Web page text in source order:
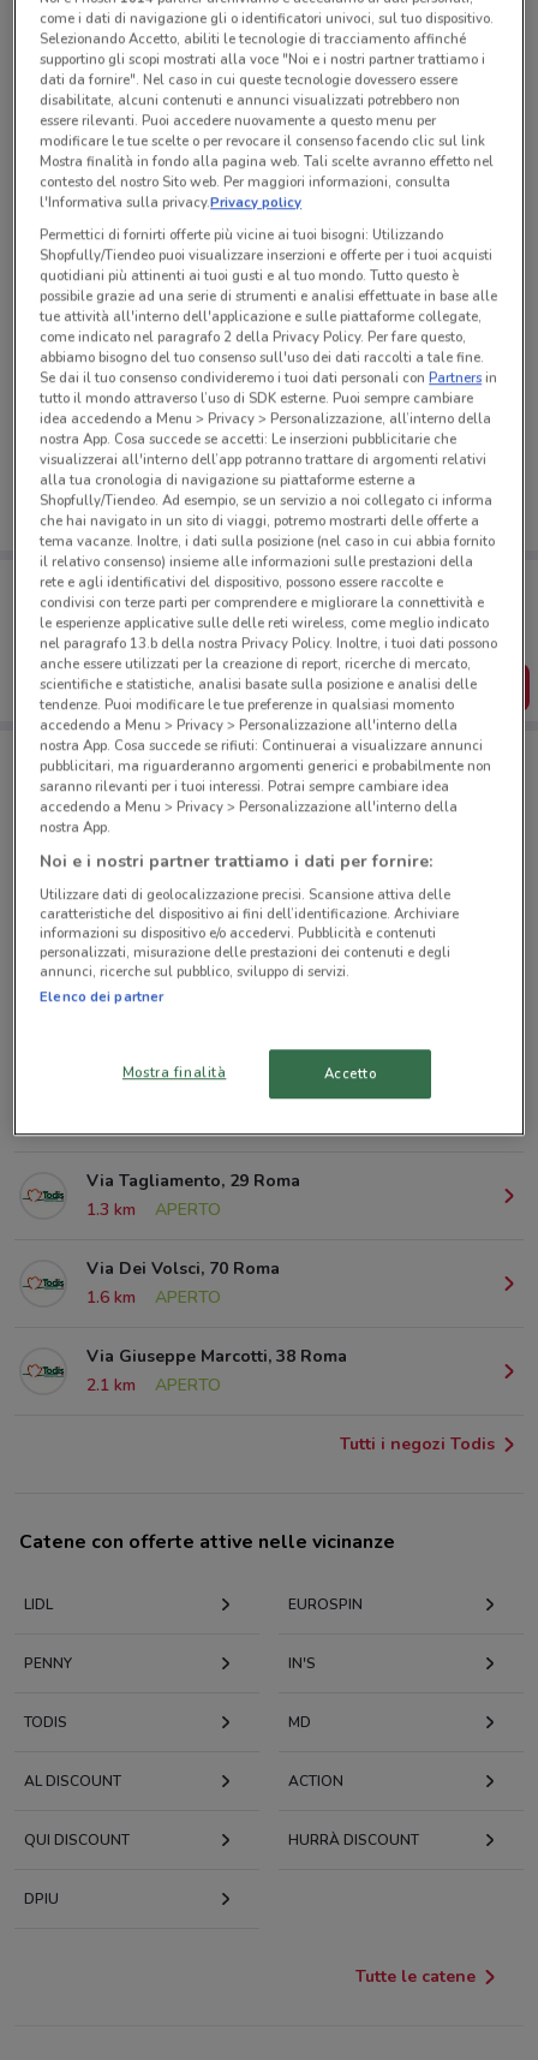
Tutte le promozioni di questo negozio
Ci dispiace, al momento non abbiamo pubblicato
volantini nella tua zona. Riprova più tardi.
Porta DoveConviene sempre con te!
Puoi trovare le migliori offerte dei negozi vicino a te,
salvarle e creare la tua lista del risparmio, comodamente
dal tuo cellulare.
SCARICA L’APP
Negozi Todis a Roma
© MapTiler © OpenStreetMap contributors
Viale Ippocrate 56 Roma
Via Costantino Corvisieri, 2/A Roma
Via Tagliamento, 29 Roma
1.3 km
APERTO
Via Dei Volsci, 70 Roma
1.6 km
APERTO
Via Giuseppe Marcotti, 38 Roma
2.1 km
APERTO
Tutti i negozi Todis
Catene con offerte attive nelle vicinanze
LIDL EUROSPIN
PENNY IN'S
TODIS MD
AL DISCOUNT ACTION
QUI DISCOUNT HURRÀ DISCOUNT
DPIU
Tutte le catene
come i dati di navigazione gli o identificatori univoci, sul tuo dispositivo.
Selezionando Accetto, abiliti le tecnologie di tracciamento affinché
supportino gli scopi mostrati alla voce "Noi e i nostri partner trattiamo i
dati da fornire". Nel caso in cui queste tecnologie dovessero essere
disabilitate, alcuni contenuti e annunci visualizzati potrebbero non
essere rilevanti. Puoi accedere nuovamente a questo menu per
modificare le tue scelte o per revocare il consenso facendo clic sul link
Mostra finalità in fondo alla pagina web. Tali scelte avranno effetto nel
contesto del nostro Sito web. Per maggiori informazioni, consulta
l'Informativa sulla privacy.Privacy policy
Permettici di fornirti offerte più vicine ai tuoi bisogni: Utilizzando
Shopfully/Tiendeo puoi visualizzare inserzioni e offerte per i tuoi acquisti
quotidiani più attinenti ai tuoi gusti e al tuo mondo. Tutto questo è
possibile grazie ad una serie di strumenti e analisi effettuate in base alle
tue attività all'interno dell'applicazione e sulle piattaforme collegate,
come indicato nel paragrafo 2 della Privacy Policy. Per fare questo,
abbiamo bisogno del tuo consenso sull'uso dei dati raccolti a tale fine.
Se dai il tuo consenso condivideremo i tuoi dati personali conPartnersin
tutto il mondo attraverso l’uso di SDK esterne. Puoi sempre cambiare
idea accedendo a Menu > Privacy > Personalizzazione, all’interno della
nostra App. Cosa succede se accetti: Le inserzioni pubblicitarie che
visualizzerai all'interno dell’app potranno trattare di argomenti relativi
alla tua cronologia di navigazione su piattaforme esterne a
Shopfully/Tiendeo. Ad esempio, se un servizio a noi collegato ci informa
che hai navigato in un sito di viaggi, potremo mostrarti delle offerte a
tema vacanze. Inoltre, i dati sulla posizione (nel caso in cui abbia fornito
il relativo consenso) insieme alle informazioni sulle prestazioni della
rete e agli identificativi del dispositivo, possono essere raccolte e
condivisi con terze parti per comprendere e migliorare la connettività e
le esperienze applicative sulle delle reti wireless, come meglio indicato
nel paragrafo 13.b della nostra Privacy Policy. Inoltre, i tuoi dati possono
anche essere utilizzati per la creazione di report, ricerche di mercato,
scientifiche e statistiche, analisi basate sulla posizione e analisi delle
tendenze. Puoi modificare le tue preferenze in qualsiasi momento
accedendo a Menu > Privacy > Personalizzazione all'interno della
nostra App. Cosa succede se rifiuti: Continuerai a visualizzare annunci
pubblicitari, ma riguarderanno argomenti generici e probabilmente non
saranno rilevanti per i tuoi interessi. Potrai sempre cambiare idea
accedendo a Menu > Privacy > Personalizzazione all'interno della
nostra App.
Noi e i nostri partner trattiamo i dati per fornire:
Utilizzare dati di geolocalizzazione precisi. Scansione attiva delle
caratteristiche del dispositivo ai fini dell’identificazione. Archiviare
informazioni su dispositivo e/o accedervi. Pubblicità e contenuti
personalizzati, misurazione delle prestazioni dei contenuti e degli
annunci, ricerche sul pubblico, sviluppo di servizi.
Elenco dei partner
Mostra finalità Accetto